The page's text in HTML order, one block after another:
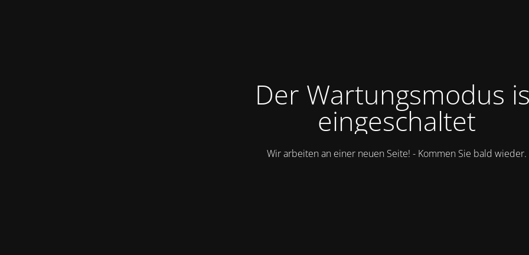
Der Wartungsmodus
eingeschaltet
Wir arbeiten an einer neuen Seite! - Kommen Sie bald wieder.